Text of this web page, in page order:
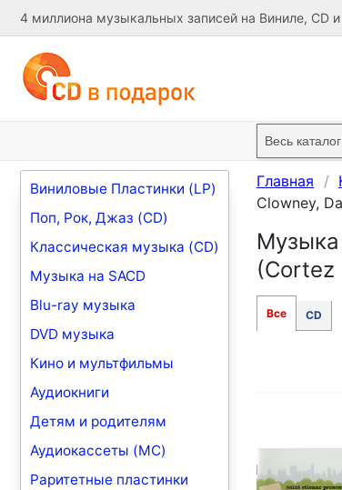
4 миллиона музыкальных записей на Виниле, CD и
Виниловые Пластинки (LP)
Поп, Рок, Джаз (CD)
Классическая музыка (CD)
Музыка на SACD
Blu-ray музыка
DVD музыка
Кино и мультфильмы
Аудиокниги
Детям и родителям
Аудиокассеты (MC)
Раритетные пластинки
Главная
Clowney,
(Cortez
Все CD